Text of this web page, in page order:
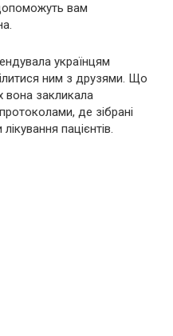
вам
українцям
ним з друзями. Що
вона закликала
де зібрані
пацієнтів.